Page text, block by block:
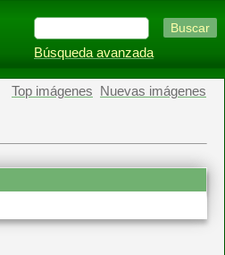
Búsqueda avanzada
Top imágenes Nuevas imágenes